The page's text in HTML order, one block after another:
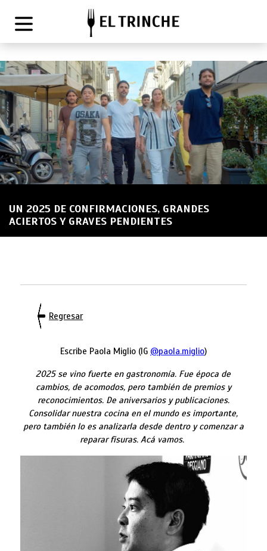
UN 2025 DE CONFIRMACIONES, GRANDES
ACIERTOS Y GRAVES PENDIENTES
Regresar
Escribe Paola Miglio (IG @paola.miglio)
2025 se vino fuerte en gastronomía. Fue época de
cambios, de acomodos, pero también de premios y
reconocimientos. De aniversarios y publicaciones.
Consolidar nuestra cocina en el mundo es importante,
pero también lo es analizarla desde dentro y comenzar a
reparar fisuras. Acá vamos.